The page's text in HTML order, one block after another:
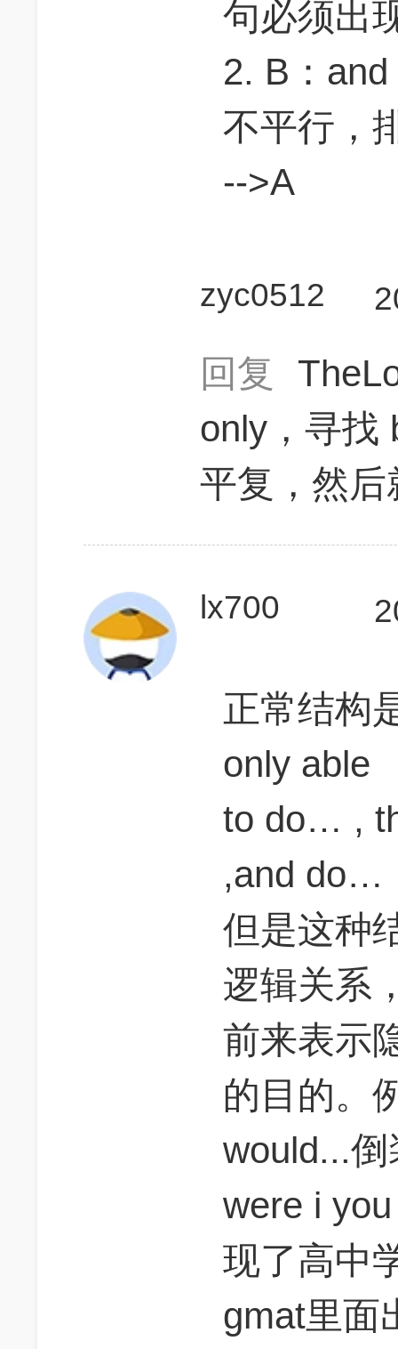
句必须出
2. B：
不平行，
-->A
zyc0512
回复
only，寻找
平复，然后
lx700
正常结构
only able
to do… ,
,and do…
但是这种
逻辑关系
前来表示
的目的。
would...
were i
现了高中
gmat里面